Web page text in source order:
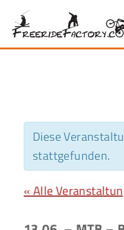
Inhalt
springen
Diese
stattgefunden.
« Alle